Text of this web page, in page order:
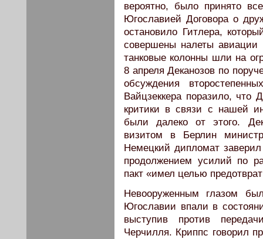
вероятно, было принято
Югославией Договора о
остановило Гитлера,
совершены налеты
танковые колонны шли на
8 апреля Деканозов по
обсуждения
Вайцзеккера поразило, что
критики в связи с нашей
были далеко от этого.
визитом в Берлин
Немецкий дипломат
продолжением усилий по
пакт «имел целью
Невооруженным глазом
Югославии впали в
выступив против
Черчилля. Криппс говорил